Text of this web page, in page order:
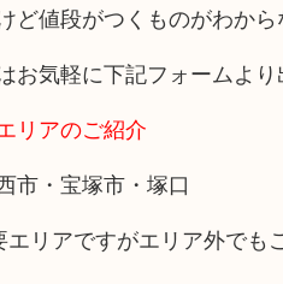
ど値段がつくものがわか
お気軽に下記フォームより
リアのご紹介
市・宝塚市・塚口
リアですがエリア外でも